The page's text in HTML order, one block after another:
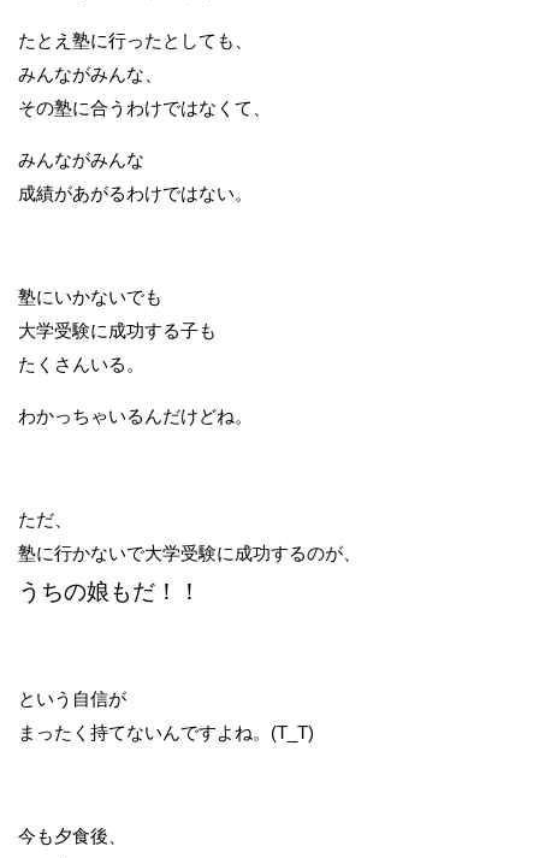
たとえ塾に行ったとしても、
みんながみんな、
その塾に合うわけではなくて、
みんながみんな
成績があがるわけではない。
塾にいかないでも
大学受験に成功する子も
たくさんいる。
わかっちゃいるんだけどね。
ただ、
塾に行かないで大学受験に成功するのが、
うちの娘もだ！！
という自信が
まったく持てないんですよね。(T_T)
今も夕食後、